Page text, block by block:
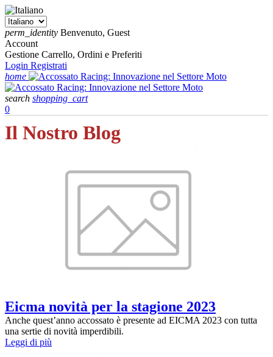
perm_identity Benvenuto, Guest
Account
Gestione Carrello, Ordini e Preferiti
Login Registrati
home
search shopping_cart
0
Il Nostro Blog
Eicma novità per la stagione 2023
Anche quest’anno accossato è presente ad EICMA 2023 con tutta
una sertie di novità imperdibili.
Leggi di più